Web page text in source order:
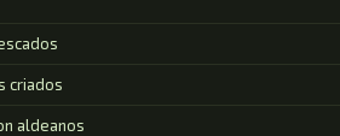
criados
aldeanos